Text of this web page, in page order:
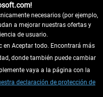
necesarios (por ejemplo,
a mejorar nuestras ofertas y
de usuario.
en Aceptar todo. Encontrará más
donde también puede cambiar
vaya a la página con la
declaración de protección de